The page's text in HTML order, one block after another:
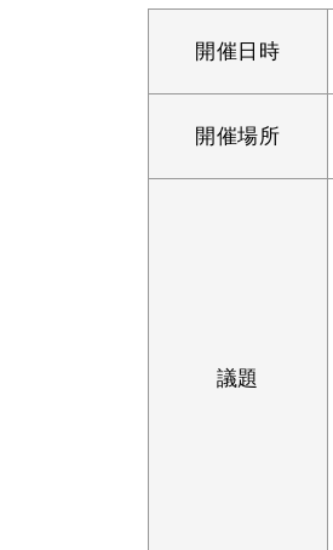
開催日時
開催場所
議題